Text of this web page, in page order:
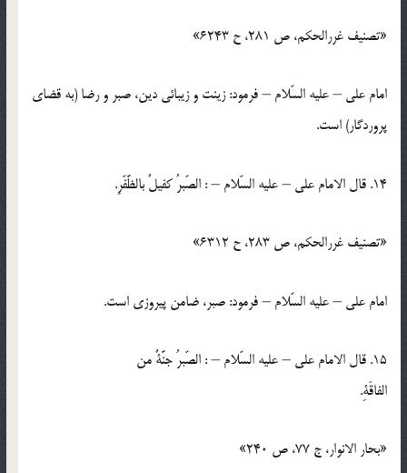
«تصنيف غررالحكم، ص 281، ح 6243»
امام علي – عليه السّلام – فرمود: زينت و زيبائي دين، صبر و رضا (به قضاي
پروردگار) است.
14. قال الامام علي – عليه السّلام – : الصّبرُ كفيلٌ بالظَّفّرِ.
«تصنيف غررالحكم، ص 283، ح 6312»
امام علي – عليه السّلام – فرمود: صبر، ضامن پيروزي است.
15. قال الامام علي – عليه السّلام – : الصّبرُ جنَّةٌ من
الفاقَةِ.
«بحار الانوار، ج 77، ص 240»